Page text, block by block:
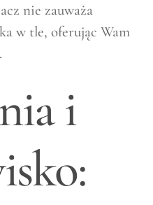
nie zauważa
w tle, oferując Wam
i